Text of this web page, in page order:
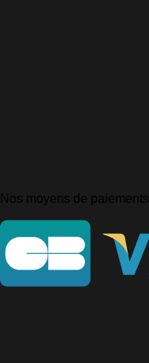
Nos moyens de paiements